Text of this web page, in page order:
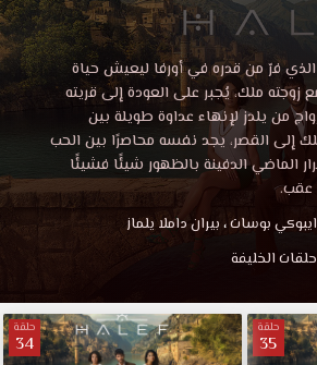
الذي فرّ من قدره في أورفا ليعيش حياة
ملك، يُجبر على العودة إلى قريته
من يلدز لإنهاء عداوة طويلة بين
إلى القصر، يجد نفسه محاصرًا بين الحب
الماضي الدفينة بالظهور شيئًا فشيئًا
عقب.
ايبوكي بوسات، بيران داملا يلماز
حلقات الخليفة
حلقة
35
حلقة
34